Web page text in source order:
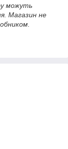
можуть
Магазин не